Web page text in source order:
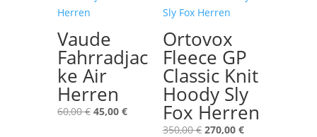
Vaude
Fahrradjac
ke Air
Herren
60,00€ Ursprünglicher
45,00 €Aktueller
Ortovox
Fleece GP
Classic Knit
Hoody Sly
Fox Herren
350,00€ Ursprünglicher
270,00 €Aktueller